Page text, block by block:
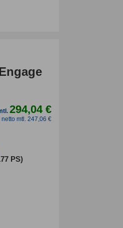
294,04 €
netto mtl. 247,06 €
PS)